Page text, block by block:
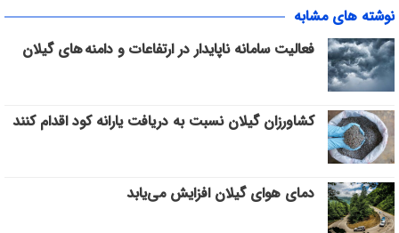
نوشته های مشابه
فعالیت سامانه ناپایدار در ارتفاعات و دامنه های گیلان
کشاورزان گیلان نسبت به دریافت یارانه کود اقدام کنند
دمای هوای گیلان افزایش می‌یابد